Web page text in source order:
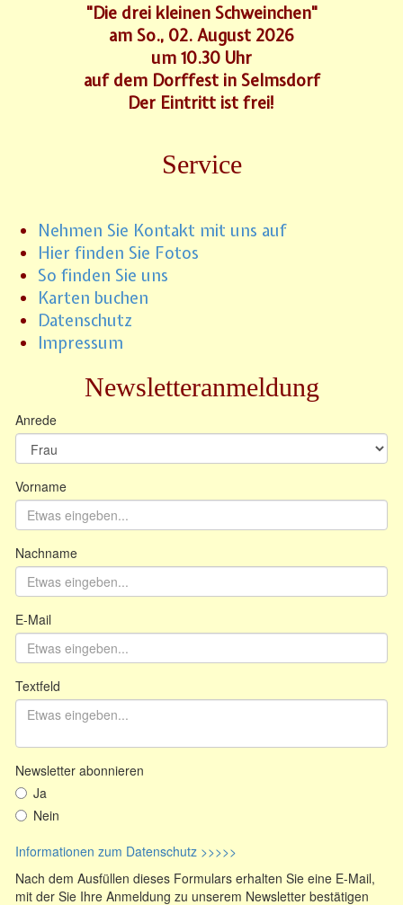
"Die drei kleinen Schweinchen"
am So., 02. August 2026
um 10.30 Uhr
auf dem Dorffest in Selmsdorf
Der Eintritt ist frei!
Service
Nehmen Sie Kontakt mit uns auf
Hier finden Sie Fotos
So finden Sie uns
Karten buchen
Datenschutz
Impressum
Newsletteranmeldung